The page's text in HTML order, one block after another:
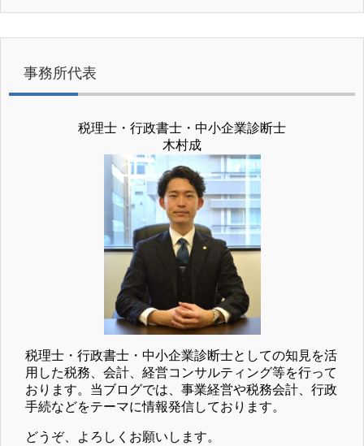
事務所代表
税理士・行政書士・中小企業診断士
木村成
税理士・行政書士・中小企業診断士としての知見を活
用した税務、会計、経営コンサルティング等を行って
おります。当ブログでは、事業経営や税務会計、行政
手続などをテーマに情報発信しております。
どうぞ、よろしくお願いします。